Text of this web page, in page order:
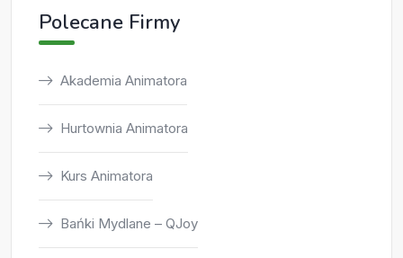
Polecane Firmy
Akademia Animatora
Hurtownia Animatora
Kurs Animatora
Bańki Mydlane – QJoy